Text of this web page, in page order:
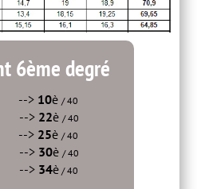
6ème degré
--> 10è / 40
--> 22è / 40
--> 25è / 40
--> 30è / 40
--> 34è/ 40